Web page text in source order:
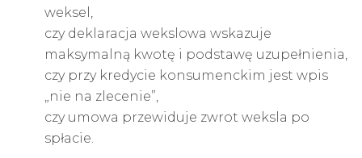
weksel,
czy deklaracja wekslowa wskazuje
maksymalną kwotę i podstawę uzupełnienia,
czy przy kredycie konsumenckim jest wpis
„nie na zlecenie”,
czy umowa przewiduje zwrot weksla po
spłacie.